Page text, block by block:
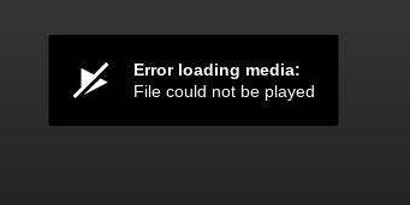
Error loading media:
File could not be played